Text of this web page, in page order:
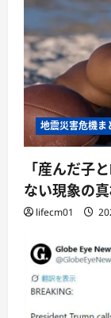
地震災害危機ま
「産んだ子
ない現象の
lifecm01